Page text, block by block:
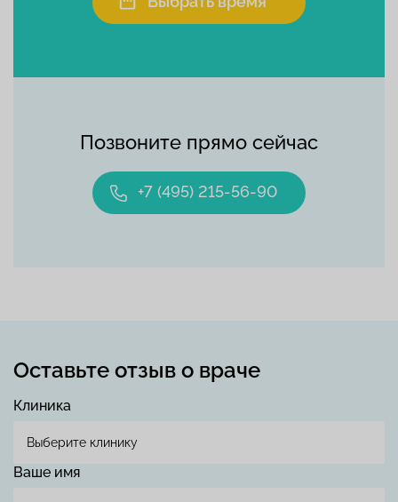
Позвоните прямо сейчас
+7 (495) 215-56-90
Оставьте отзыв о враче
Клиника
Ваше имя